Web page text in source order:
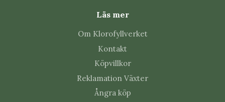
Silvergrå luftplantor
Många arter har silvriga blad täckta av små hår som
hjälper växten att fånga upp fukt ur luften.
Gröna luftplantor
Läs mer
Om Klorofyllverket
Kontakt
Köpvillkor
Reklamation Växter
Ångra köp